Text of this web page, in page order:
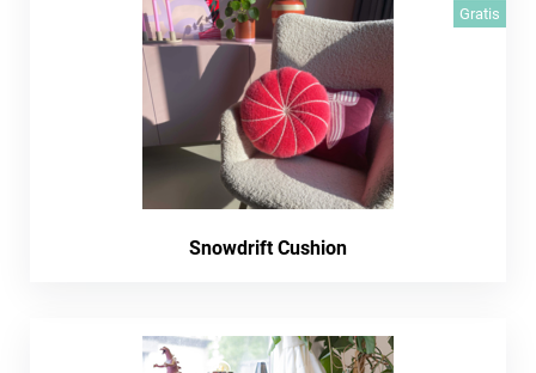
Gratis
Snowdrift Cushion